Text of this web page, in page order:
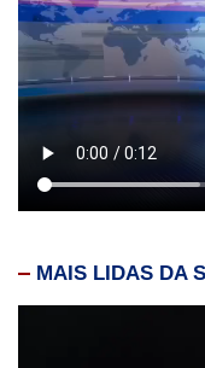
MAIS LIDAS DA